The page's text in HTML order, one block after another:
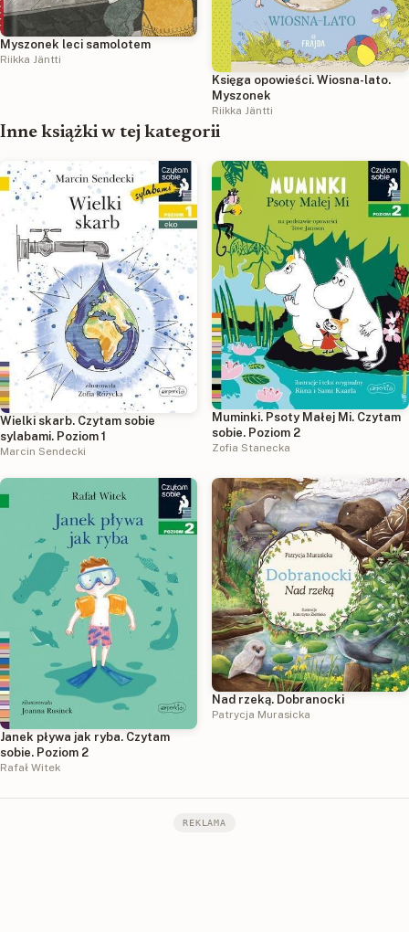
Myszonek leci samolotem
Riikka Jäntti
Księga opowieści. Wiosna-lato.
Myszonek
Riikka Jäntti
Inne książki w tej kategorii
Wielki skarb. Czytam sobie
sylabami. Poziom 1
Marcin Sendecki
Muminki. Psoty Małej Mi. Czytam
sobie. Poziom 2
Zofia Stanecka
Janek pływa jak ryba. Czytam
sobie. Poziom 2
Rafał Witek
Nad rzeką. Dobranocki
Patrycja Murasicka
REKLAMA